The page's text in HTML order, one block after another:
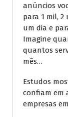
anúncios
para 1 mil, 2
um dia e
Imagine
quantos
mês…
Estudos
confiam em
empresas